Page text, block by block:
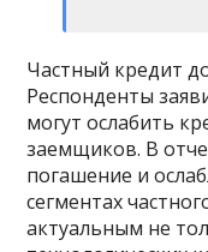
Частный кредит
Респонденты
могут ослабить
заемщиков. В
погашение и
сегментах
актуальным не